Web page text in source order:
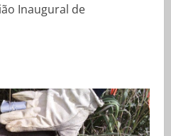
Inaugural de